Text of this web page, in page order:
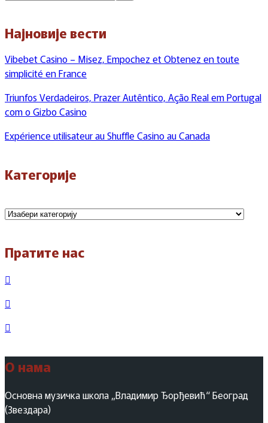
Најновије вести
Vibebet Casino – Misez, Empochez et Obtenez en toute
simplicité en France
Triunfos Verdadeiros, Prazer Autêntico, Ação Real em Portugal
com o Gizbo Casino
Expérience utilisateur au Shuffle Casino au Canada
Категорије
Категорије
Пратите нас
О нама
Основна музичка школа „Владимир Ђорђевић“ Београд
(Звездара)